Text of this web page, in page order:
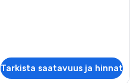
Tarkista saatavuus ja hinnat